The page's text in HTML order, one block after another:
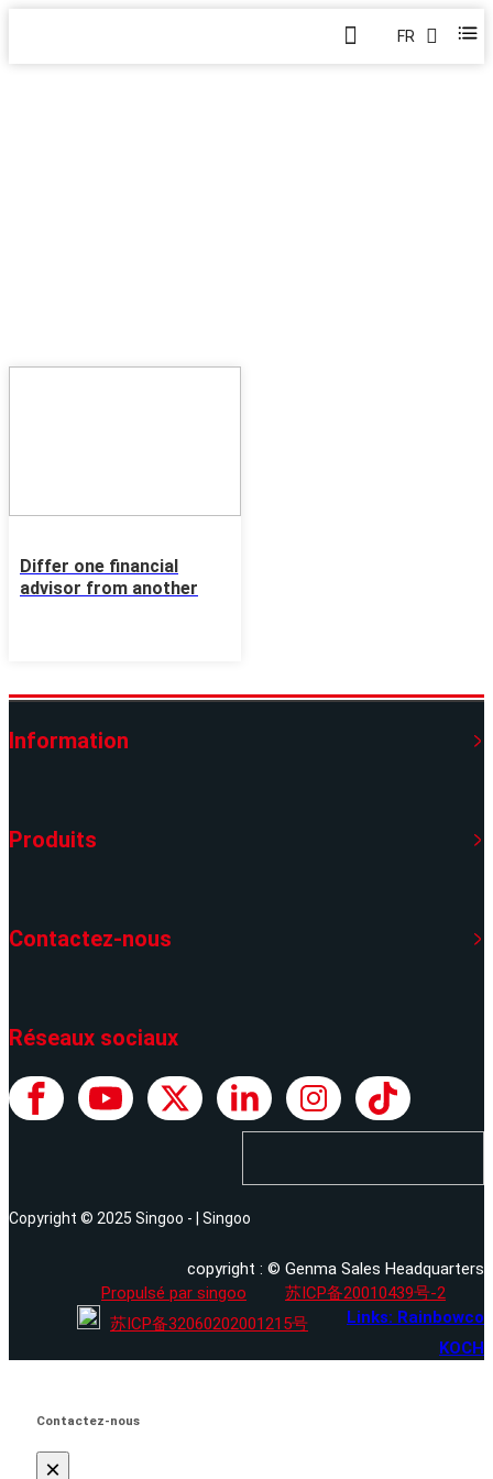
FR
Differ one financial
advisor from another
Information
Produits
Contactez-nous
Réseaux sociaux
Copyright © 2025 Singoo - | Singoo
copyright : © Genma Sales Headquarters
Propulsé par singoo
苏ICP备20010439号-2
苏ICP备32060202001215号
Links: Rainbowco
KOCH
Contactez-nous
×